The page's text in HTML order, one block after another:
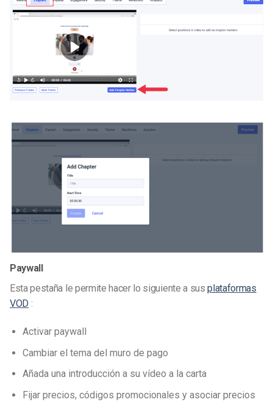
Paywall
Esta pestaña le permite hacer lo siguiente a susplataformas
VOD :
Activar paywall
Cambiar el tema del muro de pago
Añada una introducción a su vídeo a la carta
Fijar precios, códigos promocionales y asociar precios